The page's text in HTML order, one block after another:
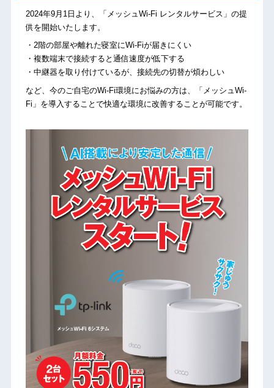
2024年9月1日より、「メッシュWi-Fi レンタルサービス」の提
供を開始いたします。
・2階の部屋や離れた寝室にWi-Fiが届きにくい
・複数端末で接続すると通信速度が低下する
・中継器を取り付けているが、接続先の切替が煩わしい
など、今のご自宅のWi-Fi環境にお悩みの方は、「メッシュWi-
Fi」を導入することで快適な環境に改善することが可能です。